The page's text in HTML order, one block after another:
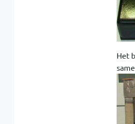
Het